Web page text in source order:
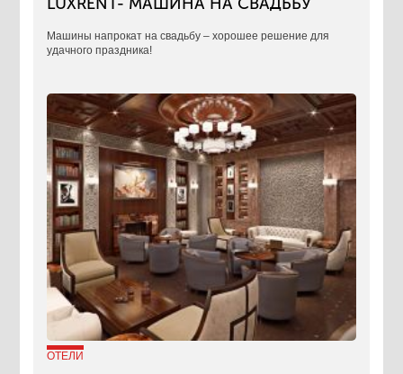
​Машины напрокат на свадьбу – хорошее решение для
удачного праздника!
ОТЕЛИ